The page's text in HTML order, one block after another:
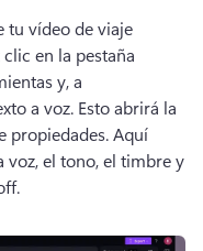
tu vídeo de viaje
clic en la pestaña
y, a
a voz. Esto abrirá la
propiedades. Aquí
voz, el tono, el timbre y